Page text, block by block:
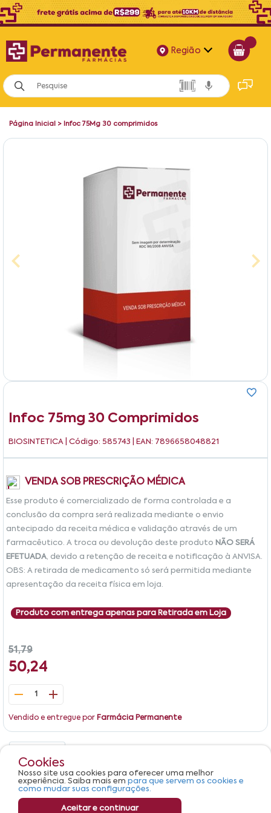
Região
Alagoas
Bahia
Página Inicial > Infoc 75Mg 30 comprimidos
Infoc 75mg 30 Comprimidos
BIOSINTETICA | Código: 585743 | EAN: 7896658048821
VENDA SOB PRESCRIÇÃO MÉDICA
Esse produto é comercializado de forma controlada e a
conclusão da compra será realizada mediante o envio
antecipado da receita médica e validação através de um
farmacêutico. A troca ou devolução deste produto NÃO SERÁ
EFETUADA, devido a retenção de receita e notificação à ANVISA.
OBS: A retirada de medicamento só será permitida mediante
apresentação da receita física em loja.
Produto com entrega apenas para Retirada em Loja
51,79
50,24
1
Vendido e entregue por Farmácia Permanente
Produto não apresenta descrição.
Cookies
Nosso site usa cookies para oferecer uma melhor
experiência. Saiba mais em para que servem os cookies e
como mudar suas configurações.
Aceitar e continuar